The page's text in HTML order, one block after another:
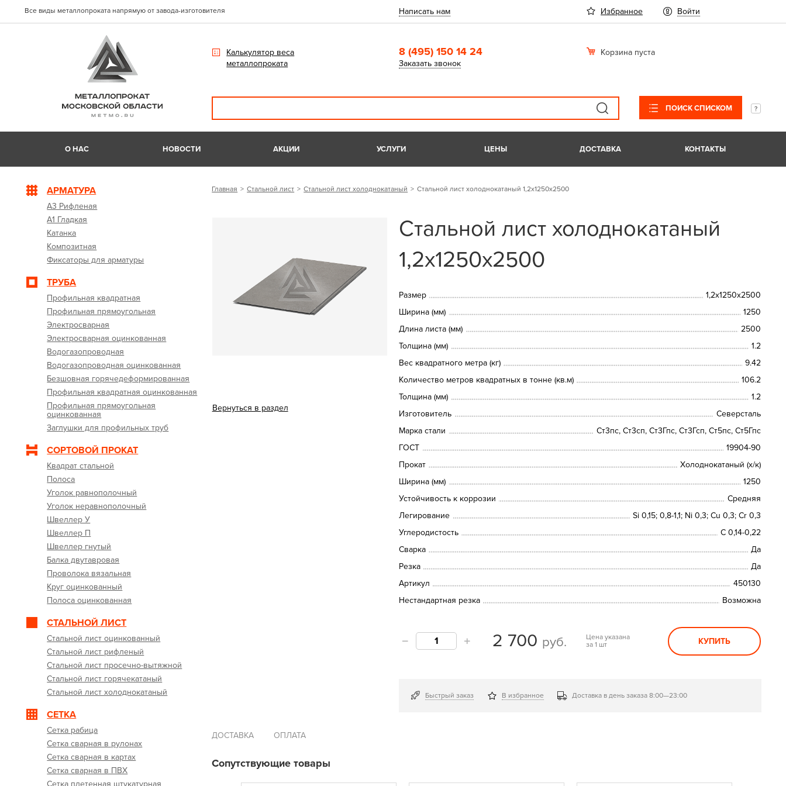
Все виды металлопроката напрямую от завода-изготовителя Написать нам Избранное Войти
Калькулятор веса
металлопроката
8 (495) 150 14 24
Заказать звонок
Корзина пуста
ПОИСК СПИСКОМ
О НАС НОВОСТИ АКЦИИ УСЛУГИ ЦЕНЫ ДОСТАВКА КОНТАКТЫ
АРМАТУРА
А3 Рифленая
А1 Гладкая
Катанка
Композитная
Фиксаторы для арматуры
ТРУБА
Профильная квадратная
Профильная прямоугольная
Электросварная
Электросварная оцинкованная
Водогазопроводная
Водогазопроводная оцинкованная
Безшовная горячедеформированная
Профильная квадратная оцинкованная
Профильная прямоугольная
оцинкованная
Заглушки для профильных труб
СОРТОВОЙ ПРОКАТ
Квадрат стальной
Полоса
Уголок равнополочный
Уголок неравнополочный
Швеллер У
Швеллер П
Швеллер гнутый
Балка двутавровая
Проволока вязальная
Круг оцинкованный
Полоса оцинкованная
СТАЛЬНОЙ ЛИСТ
Стальной лист оцинкованный
Стальной лист рифленый
Стальной лист просечно-вытяжной
Стальной лист горячекатаный
Стальной лист холоднокатаный
СЕТКА
Сетка рабица
Сетка сварная в рулонах
Сетка сварная в картах
Сетка сварная в ПВХ
Сетка плетенная штукатурная
Главная Стальной лист Стальной лист холоднокатаный Стальной лист холоднокатаный 1,2х1250х2500
Вернуться в раздел
Стальной лист холоднокатаный
1,2х1250х2500
Размер
1,2х1250х2500
Ширина (мм)
1250
Длина листа (мм)
2500
Толщина (мм)
1.2
Вес квадратного метра (кг)
9.42
Количество метров квадратных в тонне (кв.м)
106.2
Толщина (мм)
1.2
Изготовитель
Северсталь
Марка стали
Ст3пс, Ст3сп, Ст3Гпс, Ст3Гсп, Ст5пс, Ст5Гпс
ГОСТ
19904-90
Прокат
Холоднокатаный (х/к)
Ширина (мм)
1250
Устойчивость к коррозии
Средняя
Легирование
Si 0,15; 0,8-1,1; Ni 0,3; Сu 0,3; Cr 0,3
Углеродистость
С 0,14-0,22
Сварка
Да
Резка
Да
Артикул
450130
Нестандартная резка
Возможна
2 700 руб.
Цена указана
за 1 шт
КУПИТЬ
Быстрый заказ В избранное Доставка в день заказа 8:00—23:00
ДОСТАВКА ОПЛАТА
Сопутствующие товары